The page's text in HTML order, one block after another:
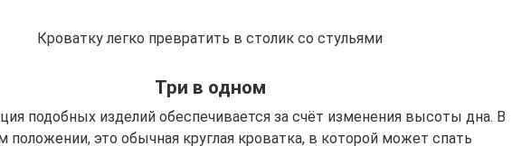
Кроватку легко превратить в столик со стульями
Три в одном
подобных изделий обеспечивается за счёт изменения высоты дна. В
положении, это обычная круглая кроватка, в которой может спать